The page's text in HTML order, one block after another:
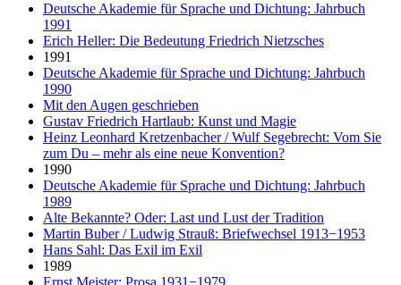
Deutsche Akademie für Sprache und Dichtung: Jahrbuch
1991
Erich Heller: Die Bedeutung Friedrich Nietzsches
1991
Deutsche Akademie für Sprache und Dichtung: Jahrbuch
1990
Mit den Augen geschrieben
Gustav Friedrich Hartlaub: Kunst und Magie
Heinz Leonhard Kretzenbacher / Wulf Segebrecht: Vom Sie
zum Du – mehr als eine neue Konvention?
1990
Deutsche Akademie für Sprache und Dichtung: Jahrbuch
1989
Alte Bekannte? Oder: Last und Lust der Tradition
Martin Buber / Ludwig Strauß: Briefwechsel 1913−1953
Hans Sahl: Das Exil im Exil
1989
Ernst Meister: Prosa 1931−1979